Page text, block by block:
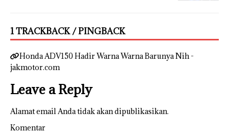
1 TRACKBACK / PINGBACK
Honda ADV150 Hadir Warna Warna Barunya Nih -
jakmotor.com
Leave a Reply
Alamat email Anda tidak akan dipublikasikan.
Komentar